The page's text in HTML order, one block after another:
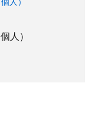
人）